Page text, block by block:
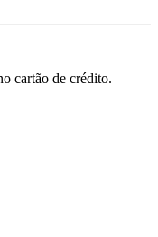
cartão de crédito.